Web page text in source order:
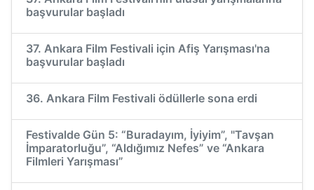
başvurular başladı
37. Ankara Film Festivali için Afiş Yarışması'na
başvurular başladı
36. Ankara Film Festivali ödüllerle sona erdi
Festivalde Gün 5: “Buradayım, İyiyim”, "Tavşan
İmparatorluğu”, “Aldığımız Nefes” ve “Ankara
Filmleri Yarışması”